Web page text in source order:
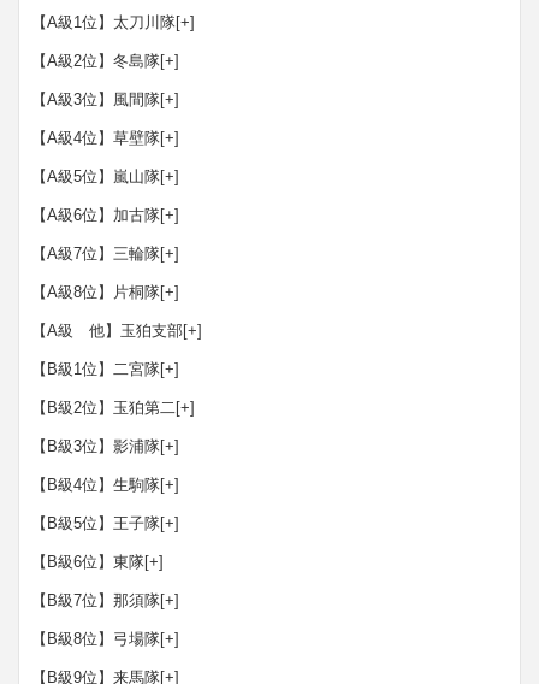
【A級1位】太刀川隊[+]
【A級2位】冬島隊[+]
【A級3位】風間隊[+]
【A級4位】草壁隊[+]
【A級5位】嵐山隊[+]
【A級6位】加古隊[+]
【A級7位】三輪隊[+]
【A級8位】片桐隊[+]
【A級 他】玉狛支部[+]
【B級1位】二宮隊[+]
【B級2位】玉狛第二[+]
【B級3位】影浦隊[+]
【B級4位】生駒隊[+]
【B級5位】王子隊[+]
【B級6位】東隊[+]
【B級7位】那須隊[+]
【B級8位】弓場隊[+]
【B級9位】来馬隊[+]